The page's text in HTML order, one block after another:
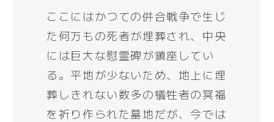
ここにはかつての併合戦争で生じ
た何万もの死者が埋葬され、中央
には巨大な慰霊碑が鎮座してい
る。平地が少ないため、地上に埋
葬しきれない数多の犠牲者の冥福
を祈り作られた墓地だが、今では